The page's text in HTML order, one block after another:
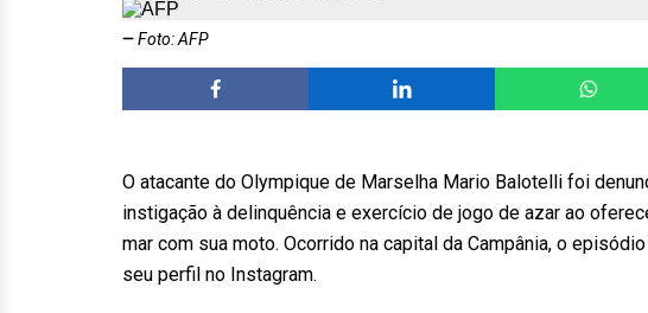
Foto: AFP
O atacante do Olympique de Marselha Mario Balotelli foi
instigação à delinquência e exercício de jogo de azar ao
mar com sua moto. Ocorrido na capital da Campânia, o
seu perfil no Instagram.